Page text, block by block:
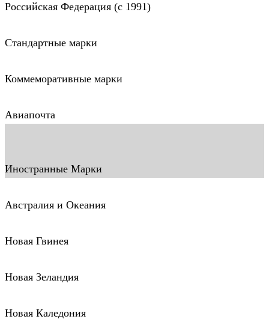
Российская Федерация (c 1991)
Стандартные марки
Коммеморативные марки
Авиапочта
Иностранные Марки
Австралия и Океания
Новая Гвинея
Новая Зеландия
Новая Каледония